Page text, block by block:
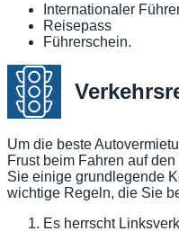
Internationaler
Reisepass
Führerschein.
Um die beste
Frust beim Fahren auf
Sie einige grundlegende
wichtige Regeln, die Sie
Es herrscht